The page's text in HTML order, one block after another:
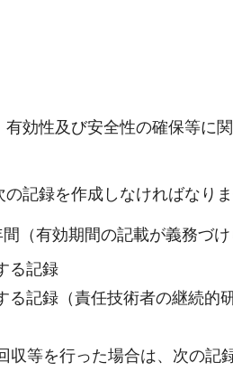
有効性及び安全性の確保等に
記録を作成しなければなりま
（有効期間の記載が義務づ
る記録
記録（責任技術者の継続的
収等を行った場合は、次の記